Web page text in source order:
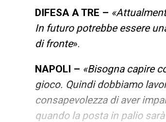
DIFESA A TRE –
In futuro potrebbe essere
di fronte».
NAPOLI – «Bisogna capire
gioco. Quindi dobbiamo
consapevolezza di aver
quando la posta in palio